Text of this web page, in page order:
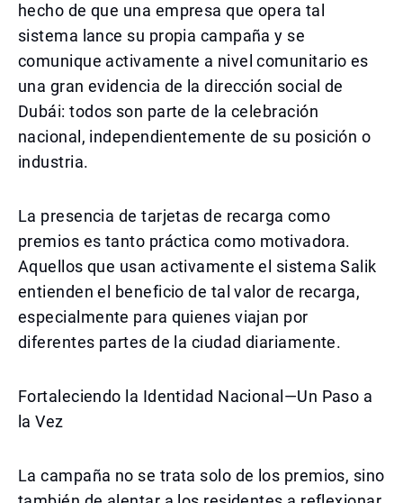
hecho de que una empresa que opera tal
sistema lance su propia campaña y se
comunique activamente a nivel comunitario es
una gran evidencia de la dirección social de
Dubái: todos son parte de la celebración
nacional, independientemente de su posición o
industria.
La presencia de tarjetas de recarga como
premios es tanto práctica como motivadora.
Aquellos que usan activamente el sistema Salik
entienden el beneficio de tal valor de recarga,
especialmente para quienes viajan por
diferentes partes de la ciudad diariamente.
Fortaleciendo la Identidad Nacional—Un Paso a
la Vez
La campaña no se trata solo de los premios, sino